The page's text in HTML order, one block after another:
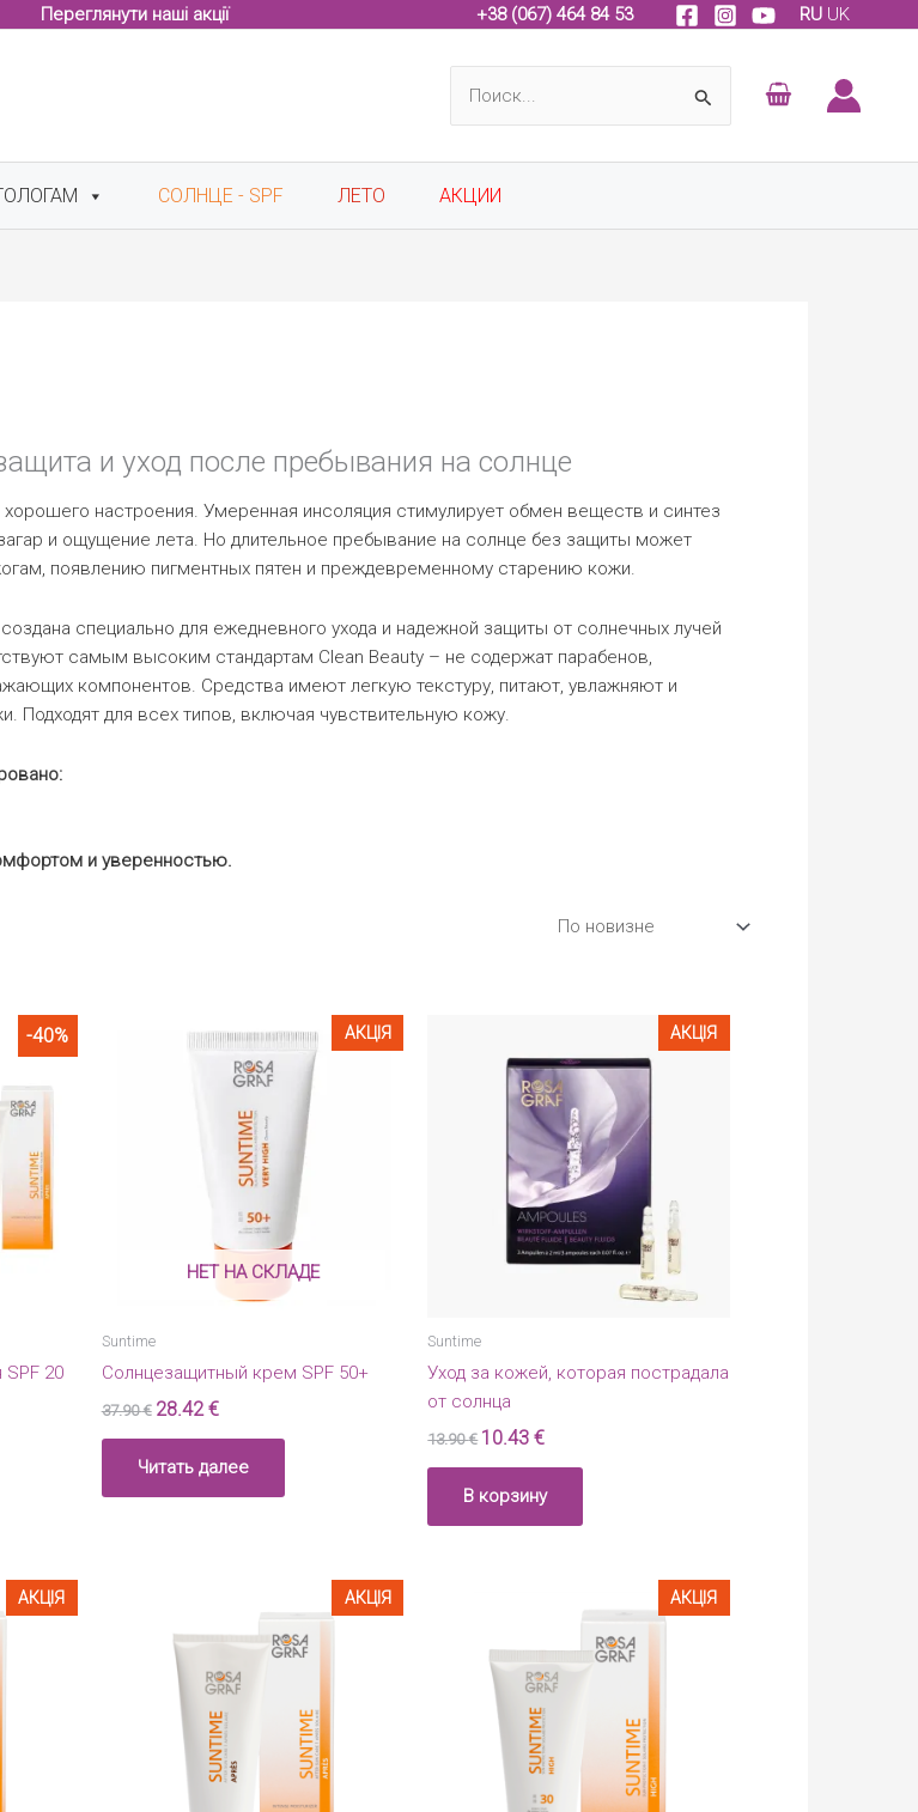
Переглянути наші акції +38 (067) 464 84 53 RU UK
СОЛНЦЕ - SPF ЛЕТО АКЦИИ
и уход после пребывания на солнце
настроения. Умеренная инсоляция стимулирует обмен веществ и синтез
и ощущение лета. Но длительное пребывание на солнце без защиты может
появлению пигментных пятен и преждевременному старению кожи.
специально для ежедневного ухода и надежной защиты от солнечных лучей
самым высоким стандартам Clean Beauty – не содержат парабенов,
компонентов. Средства имеют легкую текстуру, питают, увлажняют и
Подходят для всех типов, включая чувствительную кожу.
и уверенностью.
-40%
20
АКЦІЯ
НЕТ НА СКЛАДЕ
Suntime
Солнцезащитный крем SPF 50+
37.90€ 28.42 €
Читать далее
АКЦІЯ
Suntime
Уход за кожей, которая пострадала
от солнца
13.90€ 10.43€
В корзину
АКЦІЯ АКЦІЯ АКЦІЯ